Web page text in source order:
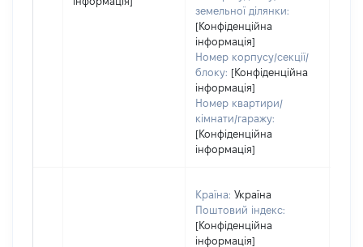
земельної ділянки:
[Конфіденційна
інформація]
Номер корпусу/секції/
блоку: [Конфіденційна
інформація]
Номер квартири/
кімнати/гаражу:
[Конфіденційна
інформація]
Країна: Україна
Поштовий індекс:
[Конфіденційна
інформація]